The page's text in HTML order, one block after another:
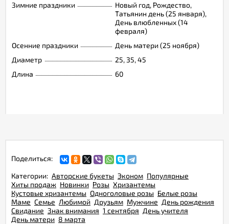
Зимние праздники
Новый год, Рождество,
Татьянин день (25 января),
День влюбленных (14
февраля)
Осенние праздники
День матери (25 ноября)
Диаметр
25, 35, 45
Длина
60
Поделиться:
Категории: Авторские букеты Эконом Популярные
Хиты продаж Новинки Розы Хризантемы
Кустовые хризантемы Одноголовые розы Белые розы
Маме Семье Любимой Друзьям Мужчине День рождения
Свидание Знак внимания 1 сентября День учителя
День матери 8 марта